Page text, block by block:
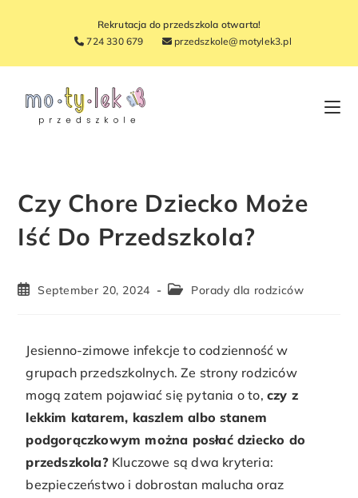
Rekrutacja do przedszkola otwarta!
724 330 679
przedszkole@motylek3.pl
Czy Chore Dziecko Może
Iść Do Przedszkola?
September 20, 2024 Porady dla rodziców
Jesienno-zimowe infekcje to codzienność w
grupach przedszkolnych. Ze strony rodziców
mogą zatem pojawiać się pytania o to,czy z
lekkim katarem, kaszlem albo stanem
podgorączkowym można posłać dziecko do
przedszkola?Kluczowe są dwa kryteria:
bezpieczeństwo i dobrostan malucha oraz